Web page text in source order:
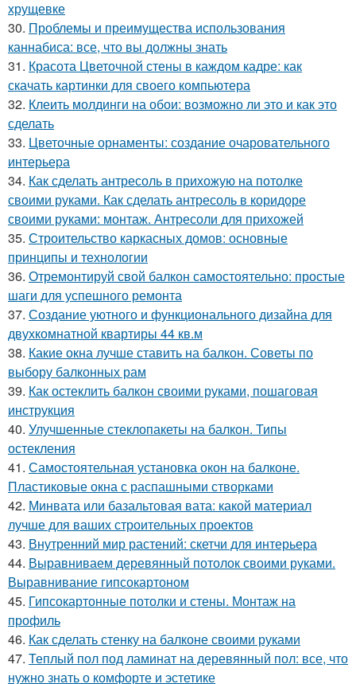
хрущевке
30. Проблемы и преимущества использования
каннабиса: все, что вы должны знать
31. Красота Цветочной стены в каждом кадре: как
скачать картинки для своего компьютера
32. Клеить молдинги на обои: возможно ли это и как это
сделать
33. Цветочные орнаменты: создание очаровательного
интерьера
34. Как сделать антресоль в прихожую на потолке
своими руками. Как сделать антресоль в коридоре
своими руками: монтаж. Антресоли для прихожей
35. Строительство каркасных домов: основные
принципы и технологии
36. Отремонтируй свой балкон самостоятельно: простые
шаги для успешного ремонта
37. Создание уютного и функционального дизайна для
двухкомнатной квартиры 44 кв.м
38. Какие окна лучше ставить на балкон. Советы по
выбору балконных рам
39. Как остеклить балкон своими руками, пошаговая
инструкция
40. Улучшенные стеклопакеты на балкон. Типы
остекления
41. Самостоятельная установка окон на балконе.
Пластиковые окна с распашными створками
42. Минвата или базальтовая вата: какой материал
лучше для ваших строительных проектов
43. Внутренний мир растений: скетчи для интерьера
44. Выравниваем деревянный потолок своими руками.
Выравнивание гипсокартоном
45. Гипсокартонные потолки и стены. Монтаж на
профиль
46. Как сделать стенку на балконе своими руками
47. Теплый пол под ламинат на деревянный пол: все, что
нужно знать о комфорте и эстетике